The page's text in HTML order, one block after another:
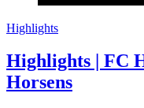
Highlights
Highlights | FC
Horsens